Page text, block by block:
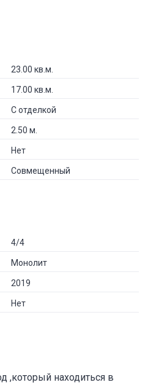
23.00 кв.м.
17.00 кв.м.
С отделкой
2.50 м.
Нет
Совмещенный
4/4
Монолит
2019
Нет
,который находиться в